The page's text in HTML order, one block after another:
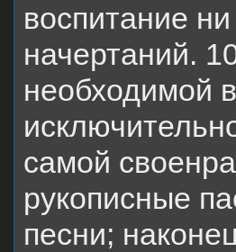
воспитание
начертаний.
необходимой
самой
рукописные
песни;